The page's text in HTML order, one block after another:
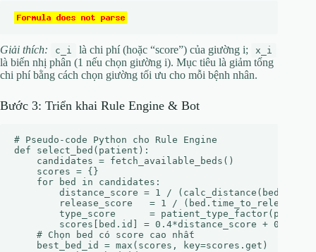
Giải thích: c_i là chi phí (hoặc “score”) của giường i; x_i
là biến nhị phân (1 nếu chọn giường i). Mục tiêu là giảm tổng
chi phí bằng cách chọn giường tối ưu cho mỗi bệnh nhân.
Bước 3: Triển khai Rule Engine & Bot
# Pseudo‑code Python cho Rule Engine
def select_bed(patient):
    candidates = fetch_available_beds()
    scores = {}
    for bed in candidates:
distance_score = 1 / (calc_distance(bed,
release_score   = 1 / (bed.time_to_release +
type_score      =
scores[bed.id] = 0.4*distance_score +
    # Chọn bed có score cao nhất
    best_bed_id = max(scores, key=scores.get)